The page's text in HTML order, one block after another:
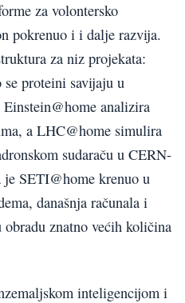
za volontersko
pokrenuo i i dalje razvija.
za niz projekata:
se proteini savijaju u
analizira
a LHC@home simulira
sudaraču u CERN-
SETI@home krenuo u
današnja računala i
znatno većih količina
inteligencijom i